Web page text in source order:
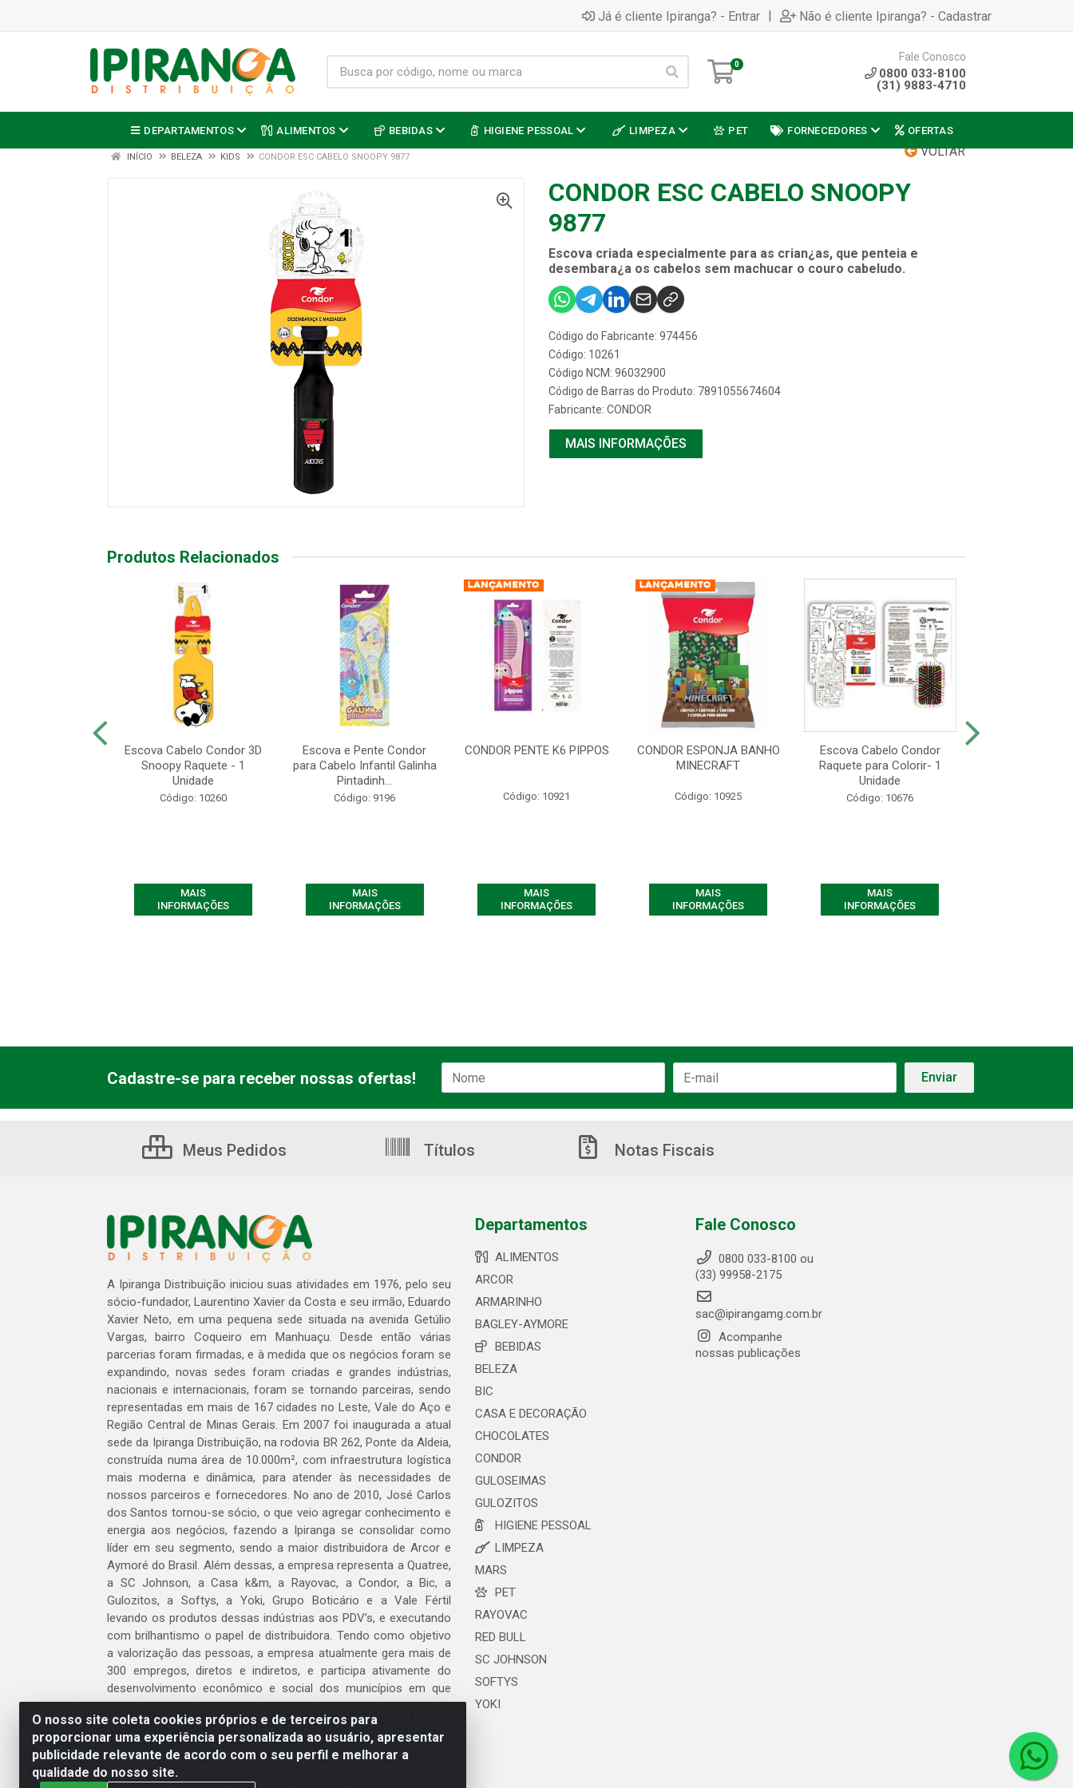
Já é cliente Ipiranga? - Entrar | Não é cliente Ipiranga? - Cadastrar
0
Fale Conosco
0800 033-8100
(31) 9883-4710
DEPARTAMENTOS ALIMENTOS BEBIDAS HIGIENE PESSOAL LIMPEZA PET FORNECEDORES OFERTAS
VOLTAR
INÍCIO BELEZA KIDS CONDOR ESC CABELO SNOOPY 9877
CONDOR ESC CABELO SNOOPY
9877
Escova criada especialmente para as crian¿as, que penteia e
desembara¿a os cabelos sem machucar o couro cabeludo.
Código do Fabricante: 974456
Código: 10261
Código NCM: 96032900
Código de Barras do Produto: 7891055674604
Fabricante: CONDOR
MAIS INFORMAÇÕES
Produtos Relacionados
Escova Cabelo Condor 3D
Snoopy Raquete - 1
Unidade
Código: 10260
MAIS
INFORMAÇÕES
Escova e Pente Condor
para Cabelo Infantil Galinha
Pintadinh...
Código: 9196
MAIS
INFORMAÇÕES
CONDOR PENTE K6 PIPPOS
Código: 10921
MAIS
INFORMAÇÕES
CONDOR ESPONJA BANHO
MINECRAFT
Código: 10925
MAIS
INFORMAÇÕES
Escova Cabelo Condor
Raquete para Colorir- 1
Unidade
Código: 10676
MAIS
INFORMAÇÕES
O nosso site coleta cookies próprios e de terceiros para
proporcionar uma experiência personalizada ao usuário, apresentar
publicidade relevante de acordo com o seu perfil e melhorar a
qualidade do nosso site.
Cadastre-se para receber nossas ofertas!
Meus Pedidos Títulos Notas Fiscais
A Ipiranga Distribuição iniciou suas atividades em 1976, pelo seu
sócio-fundador, Laurentino Xavier da Costa e seu irmão, Eduardo
Xavier Neto, em uma pequena sede situada na avenida Getúlio
Vargas, bairro Coqueiro em Manhuaçu. Desde então várias
parcerias foram firmadas, e à medida que os negócios foram se
expandindo, novas sedes foram criadas e grandes indústrias,
nacionais e internacionais, foram se tornando parceiras, sendo
representadas em mais de 167 cidades no Leste, Vale do Aço e
Região Central de Minas Gerais. Em 2007 foi inaugurada a atual
sede da Ipiranga Distribuição, na rodovia BR 262, Ponte da Aldeia,
construída numa área de 10.000m², com infraestrutura logística
mais moderna e dinâmica, para atender às necessidades de
nossos parceiros e fornecedores. No ano de 2010, José Carlos
dos Santos tornou-se sócio, o que veio agregar conhecimento e
energia aos negócios, fazendo a Ipiranga se consolidar como
líder em seu segmento, sendo a maior distribuidora de Arcor e
Aymoré do Brasil. Além dessas, a empresa representa a Quatree,
a SC Johnson, a Casa k&m, a Rayovac, a Condor, a Bic, a
Gulozitos, a Softys, a Yoki, Grupo Boticário e a Vale Fértil
levando os produtos dessas indústrias aos PDV’s, e executando
com brilhantismo o papel de distribuidora. Tendo como objetivo
a valorização das pessoas, a empresa atualmente gera mais de
300 empregos, diretos e indiretos, e participa ativamente do
desenvolvimento econômico e social dos municípios em que
atua.
Venha fazer parte do nosso time!
Clique aqui
Departamentos
ALIMENTOS
ARCOR
ARMARINHO
BAGLEY-AYMORE
BEBIDAS
BELEZA
BIC
CASA E DECORAÇÃO
CHOCOLATES
CONDOR
GULOSEIMAS
GULOZITOS
HIGIENE PESSOAL
LIMPEZA
MARS
PET
RAYOVAC
RED BULL
SC JOHNSON
SOFTYS
YOKI
Fale Conosco
0800 033-8100 ou
(33) 99958-2175
sac@ipirangamg.com.br
Acompanhe
nossas publicações